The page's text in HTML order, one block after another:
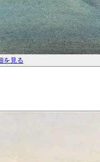
を見る